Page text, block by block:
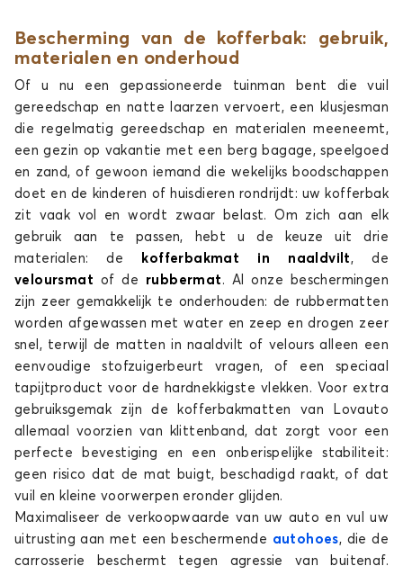
Kofferbakmatten voor
Kofferbakmatten voor
Kofferbakmatten voor
Kofferbakmatten voor
KIA
Kofferbakmatten voor
LANCIA
Kofferbakmatten voor
LAND ROVER
LEAPMOTOR
Kofferbakmatten voor
LEXUS
Kofferbakmatten voor
Kofferbakmatten voor
Bescherming van de kofferbak: gebruik,
materialen en onderhoud
Of u nu een gepassioneerde tuinman bent die vuil
gereedschap en natte laarzen vervoert, een klusjesman
die regelmatig gereedschap en materialen meeneemt,
een gezin op vakantie met een berg bagage, speelgoed
en zand, of gewoon iemand die wekelijks boodschappen
doet en de kinderen of huisdieren rondrijdt: uw kofferbak
zit vaak vol en wordt zwaar belast. Om zich aan elk
gebruik aan te passen, hebt u de keuze uit drie
materialen: de
kofferbakmat in naaldvilt, de
veloursmat of de rubbermat . Al onze beschermingen
zijn zeer gemakkelijk te onderhouden: de rubbermatten
worden afgewassen met water en zeep en drogen zeer
snel, terwijl de matten in naaldvilt of velours alleen een
eenvoudige stofzuigerbeurt vragen, of een speciaal
tapijtproduct voor de hardnekkigste vlekken. Voor extra
gebruiksgemak zijn de kofferbakmatten van Lovauto
allemaal voorzien van klittenband, dat zorgt voor een
perfecte bevestiging en een onberispelijke stabiliteit:
geen risico dat de mat buigt, beschadigd raakt, of dat
vuil en kleine voorwerpen eronder glijden.
Maximaliseer de verkoopwaarde van uw auto en vul uw
uitrusting aan met een beschermende autohoes, die de
carrosserie beschermt tegen agressie van buitenaf.